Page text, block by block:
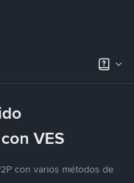
VES
con varios métodos de